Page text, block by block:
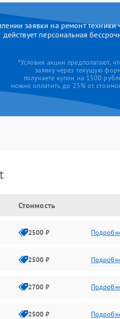
заявки на ремонт техники
действует персональная
*Условия акции предполагают,
заявку через текущую
получаете купон на 1500
можно оплатить до 25% от
Стоимость
2500 ₽
2500 ₽
2700 ₽
2500 ₽